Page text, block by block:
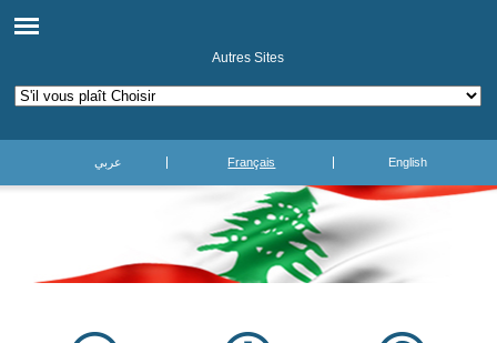
Autres Sites
عربي Français English